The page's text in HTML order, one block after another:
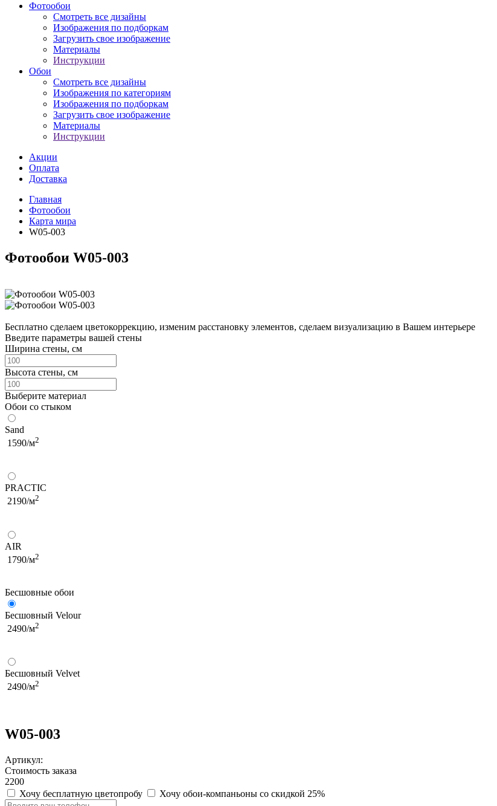
Фотообои
Смотреть все дизайны
Изображения по подборкам
Загрузить свое изображение
Материалы
Инструкции
Обои
Смотреть все дизайны
Изображения по категориям
Изображения по подборкам
Загрузить свое изображение
Материалы
Инструкции
Акции
Оплата
Доставка
Главная
Фотообои
Карта мира
W05-003
Фотообои W05-003
Бесплатно сделаем цветокоррекцию, изменим расстановку элементов, сделаем визуализацию в Вашем интерьере
Введите параметры вашей стены
Ширина стены, см
Высота стены, см
Выберите материал
Обои со стыком
Sand
1590/м2
PRACTIC
2190/м2
AIR
1790/м2
Бесшовные обои
Бесшовный Velour
2490/м2
Бесшовный Velvet
2490/м2
W05-003
Артикул:
Стоимость заказа
2200
Хочу бесплатную цветопробу
Хочу обои-компаньоны со скидкой 25%